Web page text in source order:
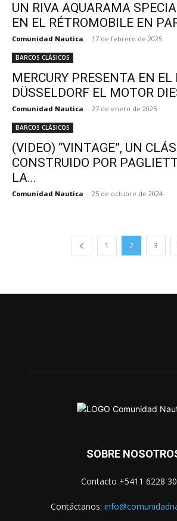
UN RIVA AQUARAMA
EN EL RÉTROMOBILE EN
Comunidad Nautica - 17 de febrero de 2025
BARCOS CLÁSICOS
MERCURY PRESENTA EN EL
DÜSSELDORF EL MOTOR
Comunidad Nautica - 27 de enero de 2025
BARCOS CLÁSICOS
(VIDEO) “VINTAGE”, UN
CONSTRUIDO POR
LA...
Comunidad Nautica - 25 de octubre de 2024
1 2 3
SOBRE
Contacto +5411 6228
Contáctanos: